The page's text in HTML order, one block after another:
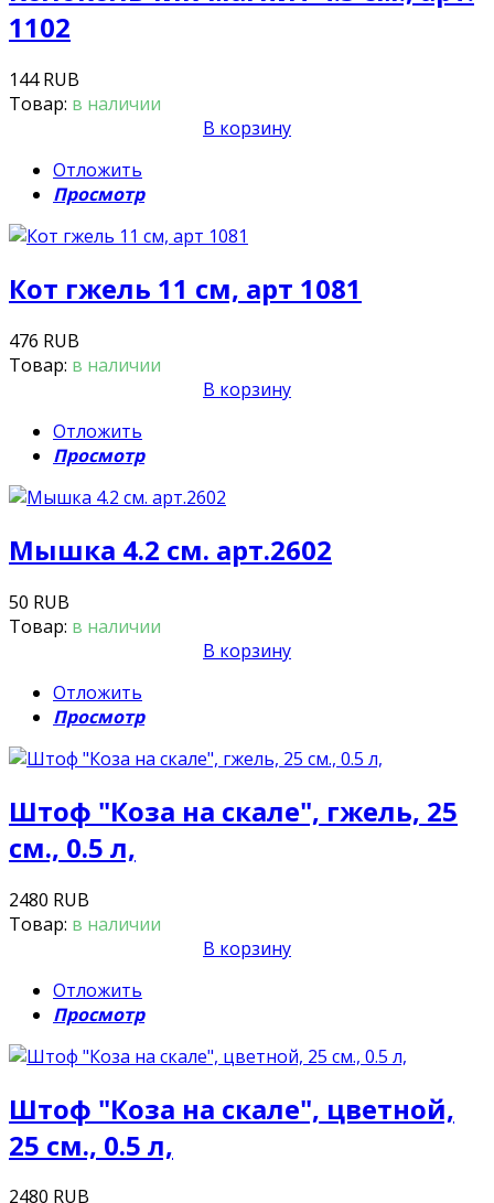
1102
144 RUB
Товар: в наличии
В корзину
Отложить
Просмотр
Кот гжель 11 см, арт 1081
476 RUB
Товар: в наличии
В корзину
Отложить
Просмотр
Мышка 4.2 см. арт.2602
50 RUB
Товар: в наличии
В корзину
Отложить
Просмотр
Штоф "Коза на скале", гжель, 25
см., 0.5 л,
2480 RUB
Товар: в наличии
В корзину
Отложить
Просмотр
Штоф "Коза на скале", цветной,
25 см., 0.5 л,
2480 RUB